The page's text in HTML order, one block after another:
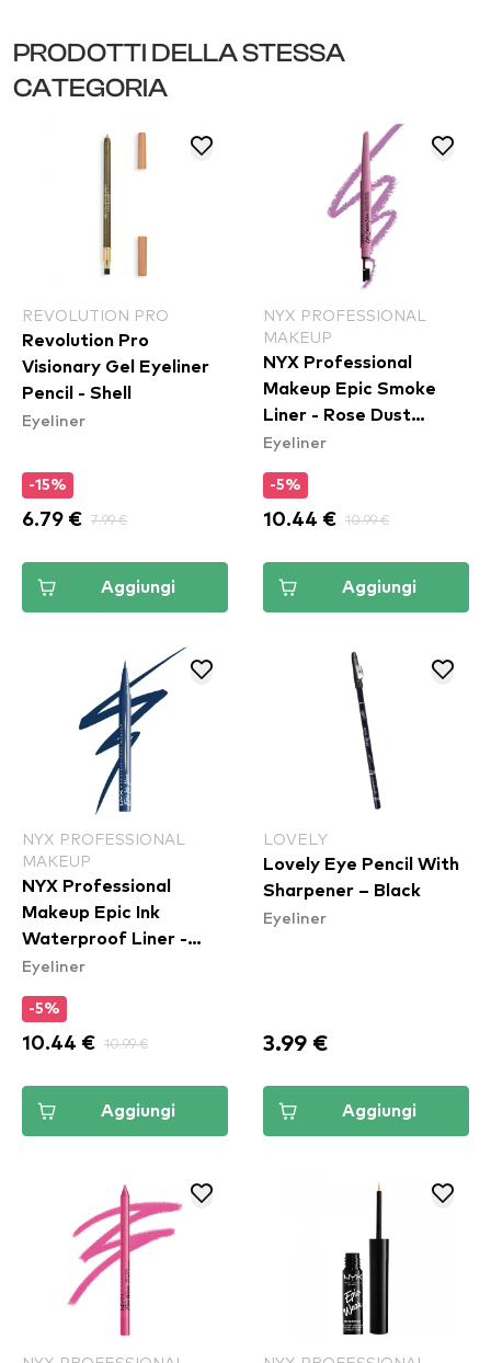
PRODOTTI DELLA STESSA
CATEGORIA
REVOLUTION PRO
Revolution Pro
Visionary Gel Eyeliner
Pencil - Shell
Eyeliner
-15%
6.79 € 7.99 €
Aggiungi
NYX PROFESSIONAL
MAKEUP
NYX Professional
Makeup Epic Smoke
Liner - Rose Dust
(ESL04)
Eyeliner
-5%
10.44 € 10.99 €
Aggiungi
NYX PROFESSIONAL
MAKEUP
NYX Professional
Makeup Epic Ink
Waterproof Liner -
Mid(night) Rise
Eyeliner
-5%
10.44 € 10.99 €
Aggiungi
LOVELY
Lovely Eye Pencil With
Sharpener – Black
Eyeliner
3.99 €
Aggiungi